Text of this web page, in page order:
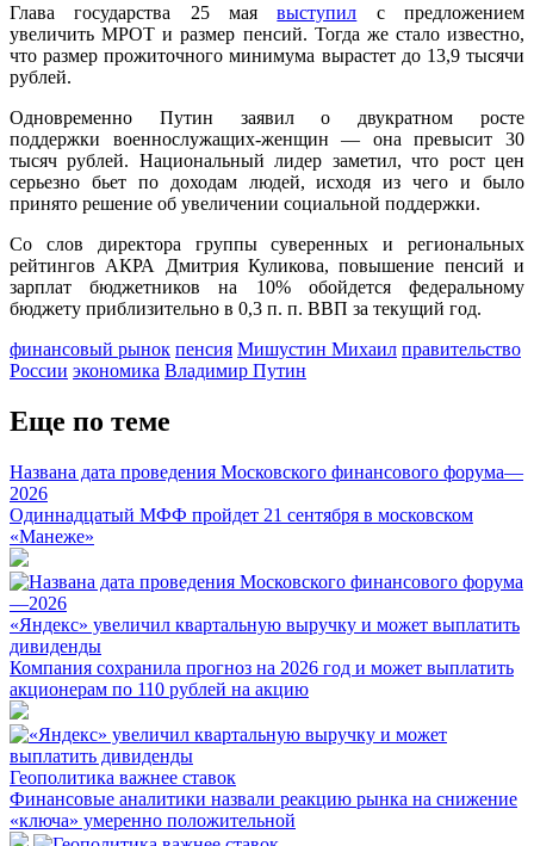
Глава государства 25 маявыступил с предложением
увеличить МРОТ и размер пенсий. Тогда же стало известно,
что размер прожиточного минимума вырастет до 13,9 тысячи
рублей.
Одновременно Путин заявил о двукратном росте
поддержки военнослужащих-женщин — она превысит 30
тысяч рублей. Национальный лидер заметил, что рост цен
серьезно бьет по доходам людей, исходя из чего и было
принято решение об увеличении социальной поддержки.
Со слов директора группы суверенных и региональных
рейтингов АКРА Дмитрия Куликова, повышение пенсий и
зарплат бюджетников на 10% обойдется федеральному
бюджету приблизительно в 0,3 п. п. ВВП за текущий год.
финансовый рынок пенсия Мишустин Михаил правительство
России экономика Владимир Путин
Еще по теме
Названа дата проведения Московского финансового форума—
2026
Одиннадцатый МФФ пройдет 21 сентября в московском
«Манеже»
«Яндекс» увеличил квартальную выручку и может выплатить
дивиденды
Компания сохранила прогноз на 2026 год и может выплатить
акционерам по 110 рублей на акцию
Геополитика важнее ставок
Финансовые аналитики назвали реакцию рынка на снижение
«ключа» умеренно положительной